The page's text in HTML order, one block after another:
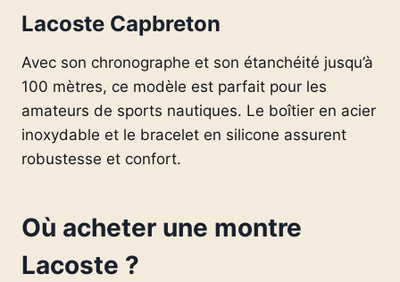
Lacoste Capbreton
Avec son chronographe et son étanchéité jusqu’à
100 mètres, ce modèle est parfait pour les
amateurs de sports nautiques. Le boîtier en acier
inoxydable et le bracelet en silicone assurent
robustesse et confort.
Où acheter une montre
Lacoste ?